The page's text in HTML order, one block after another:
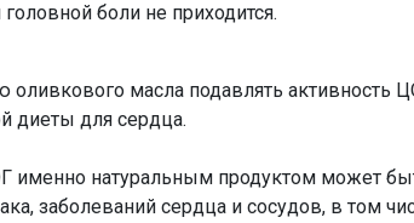
боли не приходится.
масла подавлять активность
диеты для сердца.
именно натуральным продуктом может
заболеваний сердца и сосудов, в том